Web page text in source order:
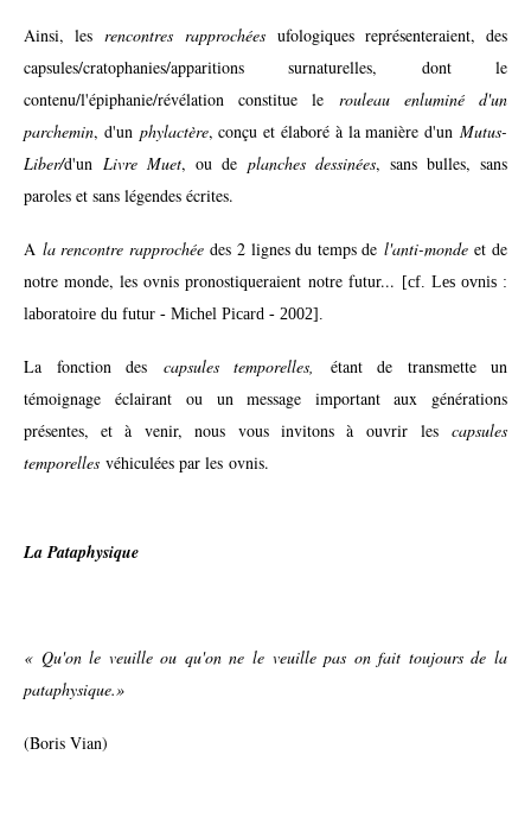
Ainsi, les rencontres rapprochéesufologiques représenteraient, des
capsules/cratophanies/apparitions surnaturelles, dont le
contenu/l'épiphanie/révélation constitue le rouleau enluminé d'un
parchemin, d'un phylactère, conçu et élaboré à la manière d'unMutus-
Liber/d'un Livre Muet, ou de planches dessinées, sans bulles, sans
paroles et sans légendes écrites.
A la rencontre rapprochéedes 2 lignes du temps de l'anti-mondeet de
notre monde, les ovnis pronostiqueraient notre futur... [cf. Les ovnis :
laboratoire du futur - Michel Picard - 2002].
La fonction des capsules temporelles, étant de transmette un
témoignage éclairant ou un message important aux générations
présentes, et à venir, nous vous invitons à ouvrir les capsules
temporelles véhiculées par les ovnis.
La Pataphysique
« Qu'on le veuille ou qu'on ne le veuille pas on fait toujours de la
pataphysique.»
(Boris Vian)